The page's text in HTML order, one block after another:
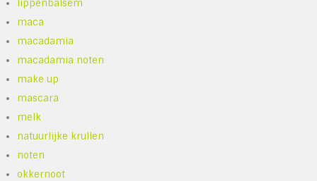
lippenbalsem
maca
macadamia
macadamia noten
make up
mascara
melk
natuurlijke krullen
noten
okkernoot